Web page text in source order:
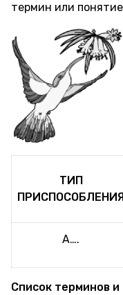
термин или
ТИП
А….
Список терминов и